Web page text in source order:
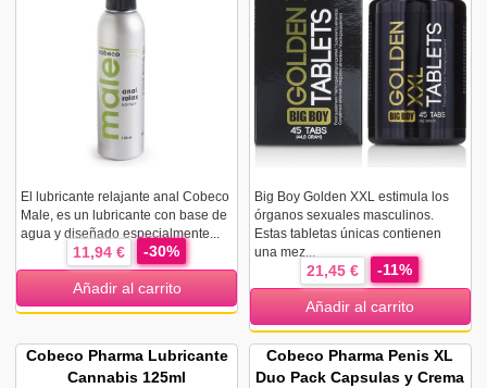
El lubricante relajante anal Cobeco
Male, es un lubricante con base de
agua y diseñado especialmente...
11,94 € -30%
Añadir al carrito
Big Boy Golden XXL estimula los
órganos sexuales masculinos.
Estas tabletas únicas contienen
una mez...
21,45 € -11%
Añadir al carrito
Cobeco Pharma Lubricante
Cannabis 125ml
Cobeco Pharma Penis XL
Duo Pack Capsulas y Crema